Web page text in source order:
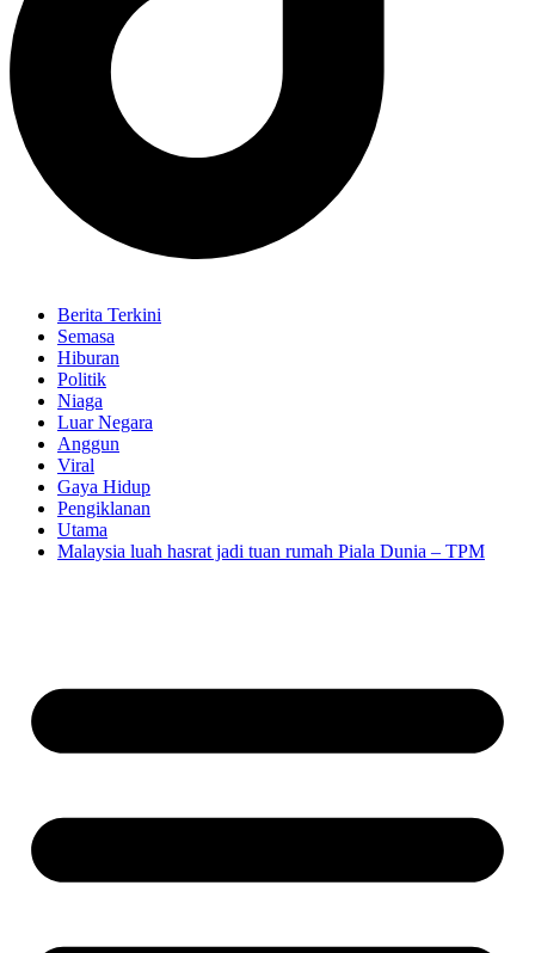
Berita Terkini
Semasa
Hiburan
Politik
Niaga
Luar Negara
Anggun
Viral
Gaya Hidup
Pengiklanan
Utama
Malaysia luah hasrat jadi tuan rumah Piala Dunia – TPM